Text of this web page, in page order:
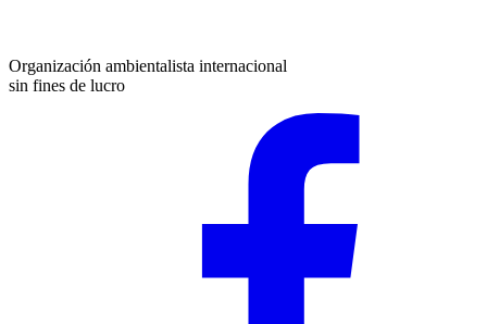
Organización ambientalista internacional
sin fines de lucro